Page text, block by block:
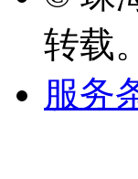
转载。
服务